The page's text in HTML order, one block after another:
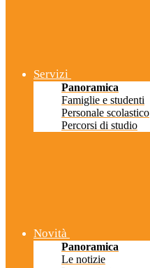
Servizi
Panoramica
Famiglie e studenti
Personale scolastico
Percorsi di studio
Novità
Panoramica
Le notizie